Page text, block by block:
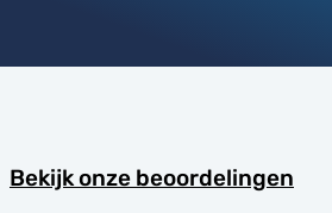
Bekijk onze beoordelingen